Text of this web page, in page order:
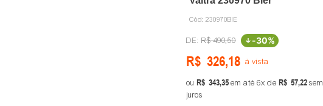
Cód: 230970BIE
R$490,50 -30%
R$ 326,18 à vista
ou R$ 343,35em até 6 de R$ 57,22sem
juros